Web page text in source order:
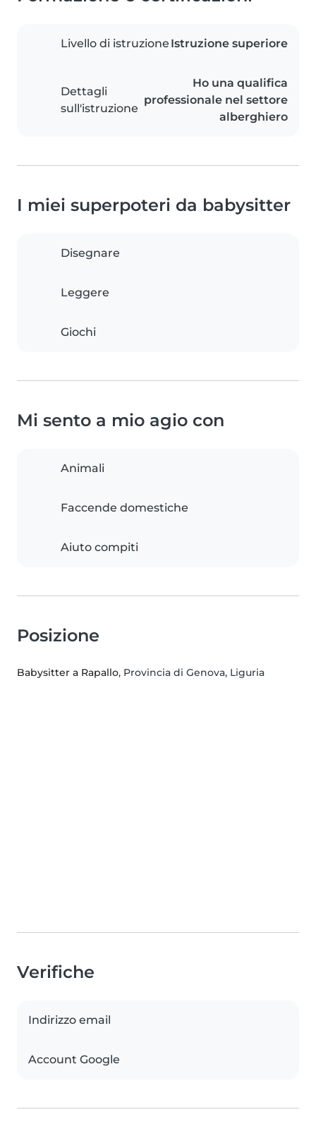
Livello di istruzione Istruzione superiore
Dettagli
sull'istruzione
Ho una qualifica
professionale nel settore
alberghiero
I miei superpoteri da babysitter
Disegnare
Leggere
Giochi
Mi sento a mio agio con
Animali
Faccende domestiche
Aiuto compiti
Posizione
Babysitter a Rapallo, Provincia di Genova, Liguria
Verifiche
Indirizzo email
Account Google